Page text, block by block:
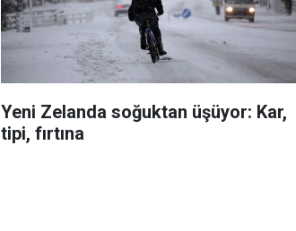
Yeni Zelanda soğuktan üşüyor: Kar,
tipi, fırtına